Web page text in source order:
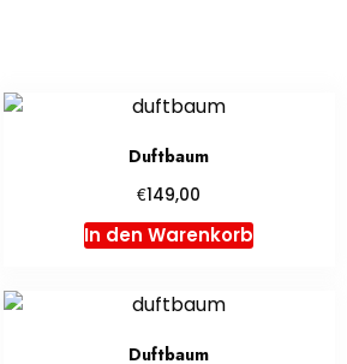
Duftbaum
€149,00
In den Warenkorb
Duftbaum